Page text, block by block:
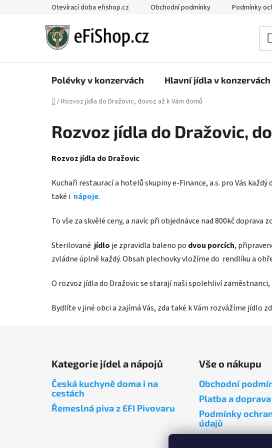
Otevírací doba efishop.cz Obchodní podmínky Podmínky
Polévky v konzervách Hlavní jídla v konzervách
Domů
/Rozvoz jídla do Dražovic, dovoz až k Vám domů
Rozvoz jídla do Dražovic,
Rozvoz jídla do Dražovic
Kuchaři restaurací a hotelů skupiny e-Finance, a.s. pro Vás každý
také i nápoje.
To vše za skvělé ceny, a navíc při objednávce nad 800kč doprava
Sterilované jídlo je zpravidla baleno po dvou porcích,
zvládne úplně každý. Obsah plechovky vložíme do rendlíku a
O rozvoz jídla do Dražovic se starají naši spolehliví
Bydlíte v jiné obci a zajímá Vás, zda také k Vám rozvážíme jídlo
Kategorie jídel a nápojů
Česká kuchyně doma i na
cestách
Řemeslná piva z EFI Pivovaru
Vše o nákupu
Obchodní
Platba a doprava
Podmínky
údajů